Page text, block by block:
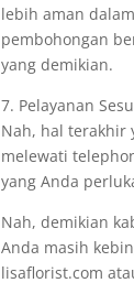
lebih aman
pembohongan
yang demikian.
7. Pelayanan
Nah, hal terakhir
melewati
yang Anda
Nah, demikian
Anda masih
lisaflorist.com